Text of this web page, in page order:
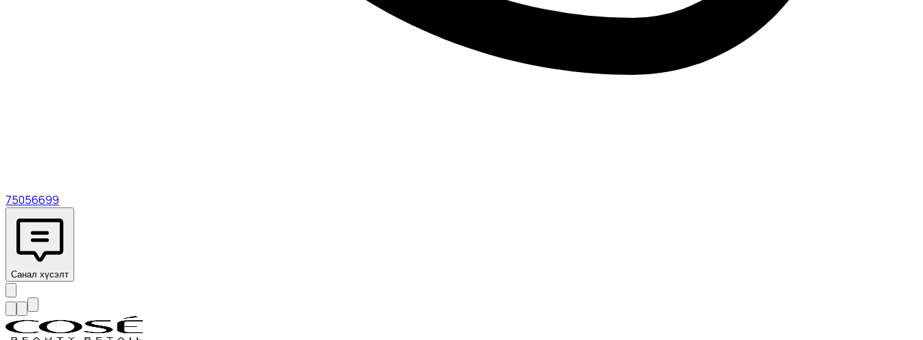
75056699
Санал хүсэлт